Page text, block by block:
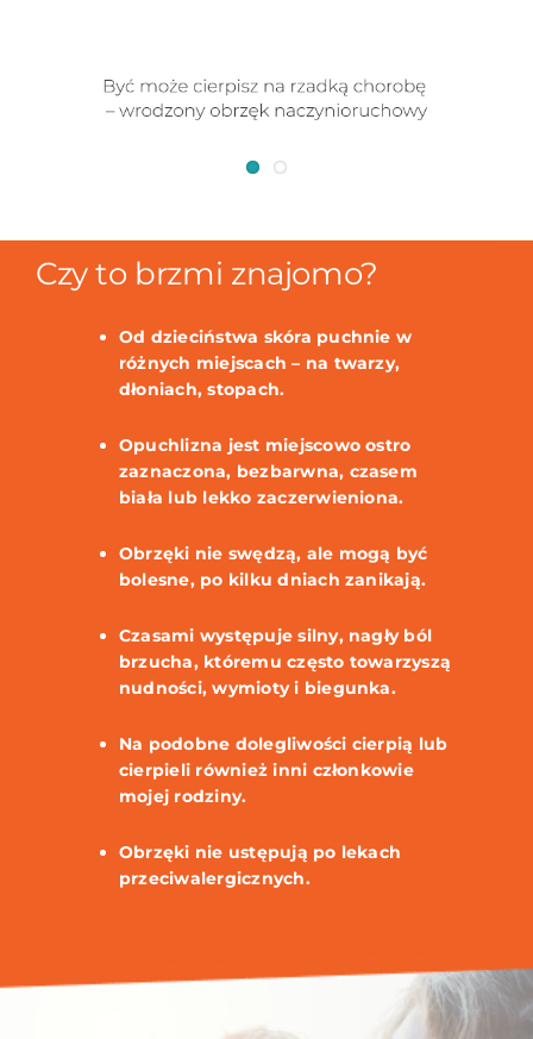
Czy to brzmi znajomo?
Od dzieciństwa skóra puchnie w
różnych miejscach – na twarzy,
dłoniach, stopach.
Opuchlizna jest miejscowo ostro
zaznaczona, bezbarwna, czasem
biała lub lekko zaczerwieniona.
Obrzęki nie swędzą, ale mogą być
bolesne, po kilku dniach zanikają.
Czasami występuje silny, nagły ból
brzucha, któremu często towarzyszą
nudności, wymioty i biegunka.
Na podobne dolegliwości cierpią lub
cierpieli również inni członkowie
mojej rodziny.
Obrzęki nie ustępują po lekach
przeciwalergicznych.